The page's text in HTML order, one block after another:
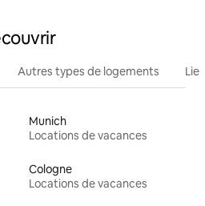
Autres types de logements
Munich
Locations de vacances
Cologne
Locations de vacances